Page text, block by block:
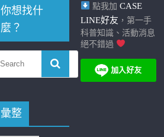
你想找什
麼？
彙整
點我加 CASE
LINE好友 ，第一手
科普知識、活動消息
絕不錯過